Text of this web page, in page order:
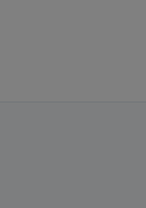
przekazuje Państwa
mogą Państwo
zgody na
do danych